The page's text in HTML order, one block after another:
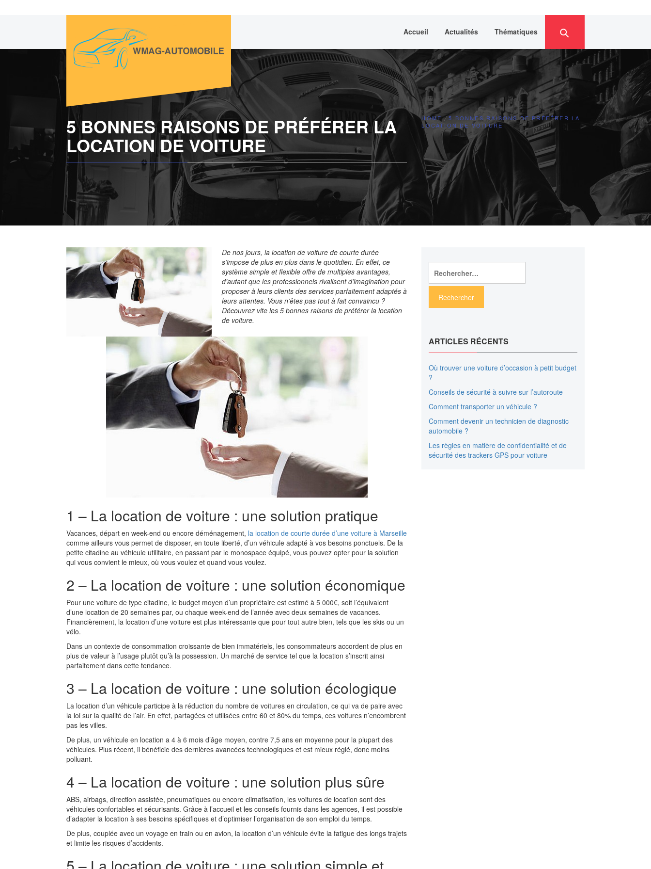
WMAG AUTOMOBILE Accueil Actualités Thématiques
5 BONNES RAISONS DE PRÉFÉRER LA
LOCATION DE VOITURE
HOME
5 BONNES RAISONS DE PRÉFÉRER LA
LOCATION DE VOITURE
De nos jours, la location de voiture de courte durée
s’impose de plus en plus dans le quotidien. En effet, ce
système simple et flexible offre de multiples avantages,
d’autant que les professionnels rivalisent d’imagination pour
proposer à leurs clients des services parfaitement adaptés à
leurs attentes. Vous n’êtes pas tout à fait convaincu ?
Découvrez vite les 5 bonnes raisons de préférer la location
de voiture.
1 – La location de voiture : une solution pratique
Vacances, départ en week-end ou encore déménagement, la location de courte durée d’une voiture à Marseille
comme ailleurs vous permet de disposer, en toute liberté, d’un véhicule adapté à vos besoins ponctuels. De la
petite citadine au véhicule utilitaire, en passant par le monospace équipé, vous pouvez opter pour la solution
qui vous convient le mieux, où vous voulez et quand vous voulez.
2 – La location de voiture : une solution économique
Pour une voiture de type citadine, le budget moyen d’un propriétaire est estimé à 5 000€, soit l’équivalent
d’une location de 20 semaines par, ou chaque week-end de l’année avec deux semaines de vacances.
Financièrement, la location d’une voiture est plus intéressante que pour tout autre bien, tels que les skis ou un
vélo.
Dans un contexte de consommation croissante de bien immatériels, les consommateurs accordent de plus en
plus de valeur à l’usage plutôt qu’à la possession. Un marché de service tel que la location s’inscrit ainsi
parfaitement dans cette tendance.
3 – La location de voiture : une solution écologique
La location d’un véhicule participe à la réduction du nombre de voitures en circulation, ce qui va de paire avec
la loi sur la qualité de l’air. En effet, partagées et utilisées entre 60 et 80% du temps, ces voitures n’encombrent
pas les villes.
De plus, un véhicule en location a 4 à 6 mois d’âge moyen, contre 7,5 ans en moyenne pour la plupart des
véhicules. Plus récent, il bénéficie des dernières avancées technologiques et est mieux réglé, donc moins
polluant.
4 – La location de voiture : une solution plus sûre
ABS, airbags, direction assistée, pneumatiques ou encore climatisation, les voitures de location sont des
véhicules confortables et sécurisants. Grâce à l’accueil et les conseils fournis dans les agences, il est possible
d’adapter la location à ses besoins spécifiques et d’optimiser l’organisation de son emploi du temps.
De plus, couplée avec un voyage en train ou en avion, la location d’un véhicule évite la fatigue des longs trajets
et limite les risques d’accidents.
ARTICLES RÉCENTS
Où trouver une voiture d’occasion à petit budget
?
Conseils de sécurité à suivre sur l’autoroute
Comment transporter un véhicule ?
Comment devenir un technicien de diagnostic
automobile ?
Les règles en matière de confidentialité et de
sécurité des trackers GPS pour voiture